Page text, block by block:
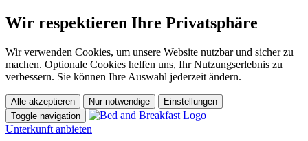
Wir respektieren Ihre Privatsphäre
Wir verwenden Cookies, um unsere Website nutzbar und sicher zu
machen. Optionale Cookies helfen uns, Ihr Nutzungserlebnis zu
verbessern. Sie können Ihre Auswahl jederzeit ändern.
Alle akzeptieren Nur notwendige
Einstellungen
Toggle navigation
Unterkunft anbieten